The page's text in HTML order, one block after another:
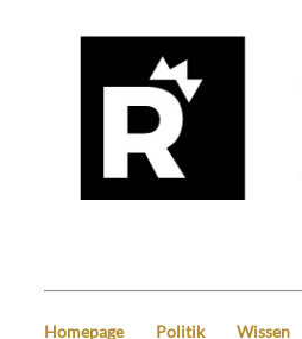
Homepage Politik Wissen